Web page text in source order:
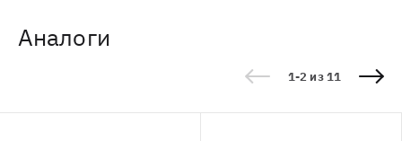
Аналоги
1-2 из 11